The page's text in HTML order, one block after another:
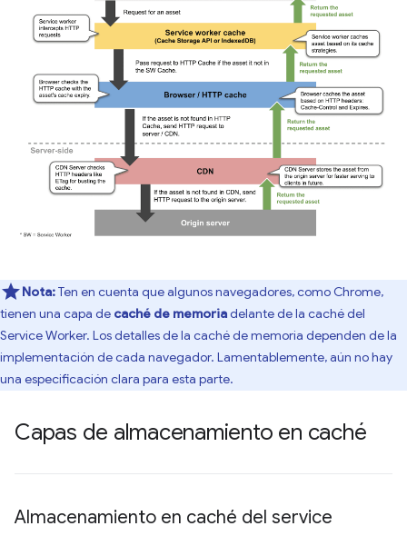
Nota:Ten en cuenta que algunos navegadores, como Chrome,
tienen una capa de caché de memoriadelante de la caché del
Service Worker. Los detalles de la caché de memoria dependen de la
implementación de cada navegador. Lamentablemente, aún no hay
una especificación clara para esta parte.
Capas de almacenamiento en caché
Almacenamiento en caché del service